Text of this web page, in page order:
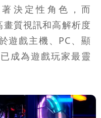
決定性角色，而
質視訊和高解析度
遊戲主機、PC、顯
成為遊戲玩家最靈